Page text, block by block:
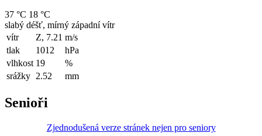
37 °C 18 °C
slabý déšť, mírný západní vítr
vítr
Z, 7.21 m/s
tlak
1012
hPa
vlhkost 19
%
srážky 2.52 mm
Senioři
Zjednodušená verze stránek nejen pro seniory